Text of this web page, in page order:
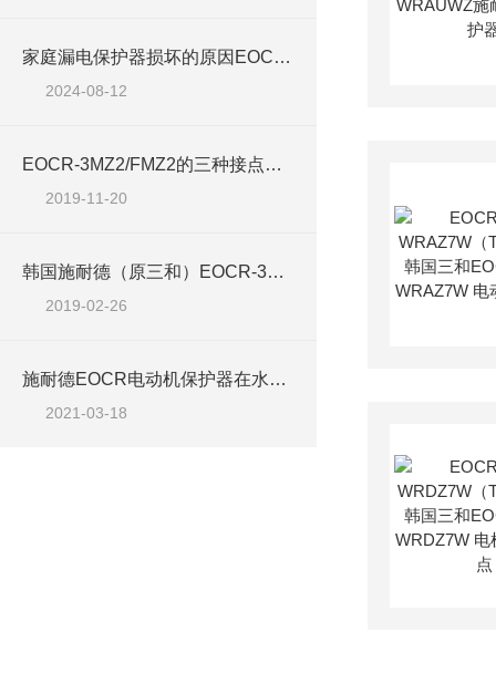
家庭漏电保护器损坏的原因EOCR-3MZ2
2024-08-12
EOCR-3MZ2/FMZ2的三种接点输出方式
2019-11-20
韩国施耐德（原三和）EOCR-3MZ2
2019-02-26
施耐德EOCR电动机保护器在水处理行业中的应用
2021-03-18